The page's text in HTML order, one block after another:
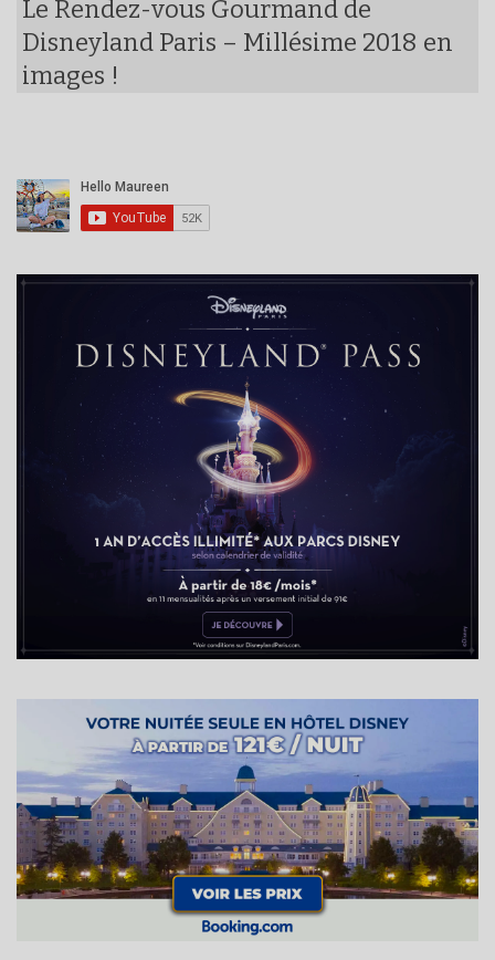
Le Rendez-vous Gourmand de
Disneyland Paris – Millésime 2018 en
images !